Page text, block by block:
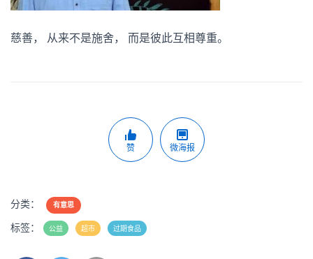
慈善， 从来不是施舍， 而是彼此互相尊重。
赞 微海报
分类： 有意思
标签： 公益 超市 过期食品